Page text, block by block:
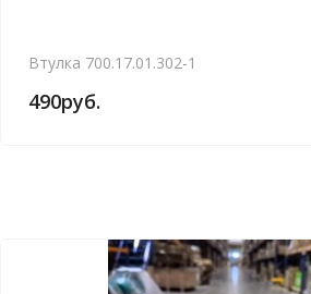
Втулка 700.17.01.302-1
490руб.